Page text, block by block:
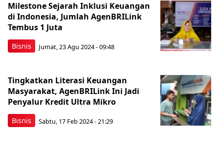
Bisnis
Milestone Sejarah Inklusi Keuangan
di Indonesia, Jumlah AgenBRILink
Tembus 1 Juta
Jumat, 23 Agu 2024 - 09:48
Bisnis
Tingkatkan Literasi Keuangan
Masyarakat, AgenBRILink Ini Jadi
Penyalur Kredit Ultra Mikro
Sabtu, 17 Feb 2024 - 21:29